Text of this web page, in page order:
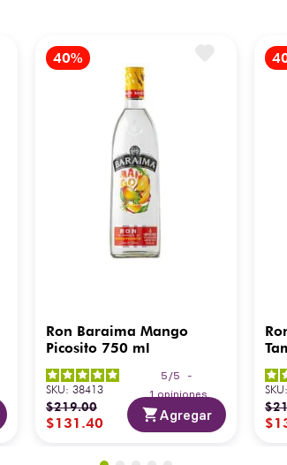
Ron Baraima Mango
Picosito 750 ml
5 /5
-
1 opiniones
SKU: 38413
$219.00
$131 .40 Agregar
SKU:
$
$